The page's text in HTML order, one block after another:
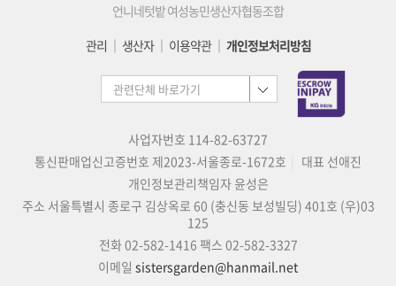
언니네텃밭 여성농민생산자협동조합
관리 │ 생산자│ 이용약관│ 개인정보처리방침
사업자번호 114-82-63727
통신판매업신고증번호 제2023-서울종로-1672호
대표 선애진
개인정보관리책임자 윤성은
주소 서울특별시 종로구 김상옥로 60 (충신동 보성빌딩) 401호 (우)03
125
전화 02-582-1416 팩스 02-582-3327
이메일 sistersgarden@hanmail.net